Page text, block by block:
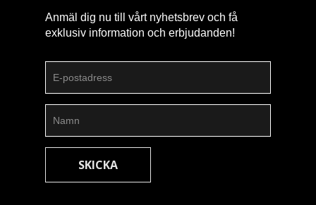
Anmäl dig nu till vårt nyhetsbrev och få
exklusiv information och erbjudanden!